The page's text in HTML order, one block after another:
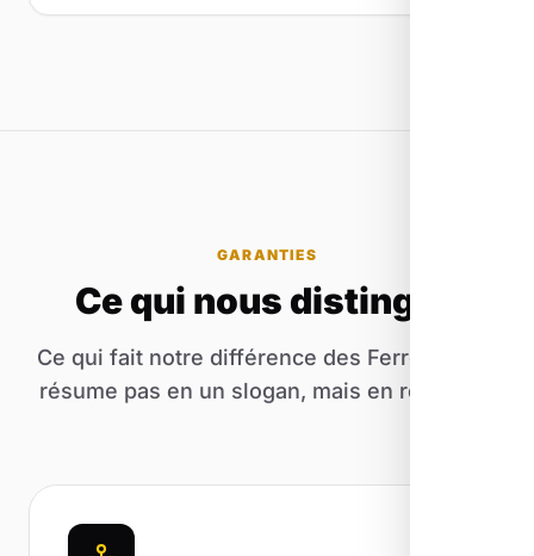
GARANTIES
Ce qui nous distingue
Ce qui fait notre différence des Ferres ne se
résume pas en un slogan, mais en résultats.